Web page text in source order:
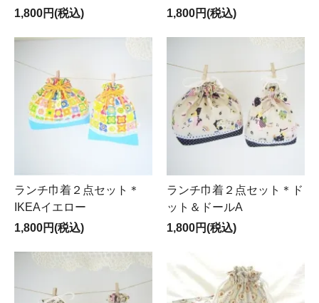
1,800円(税込)
1,800円(税込)
ランチ巾着２点セット＊
IKEAイエロー
1,800円(税込)
ランチ巾着２点セット＊ド
ット＆ドールA
1,800円(税込)